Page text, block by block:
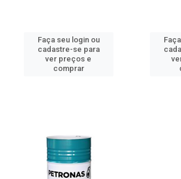
Faça seu login ou
cadastre-se para
ver preços e
comprar